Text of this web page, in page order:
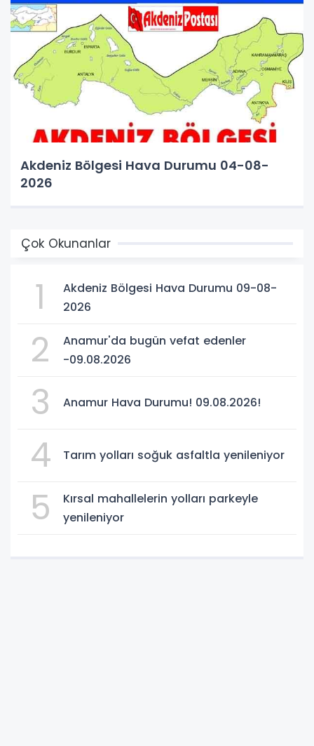
Akdeniz Bölgesi Hava Durumu 04-08-
2026
Çok Okunanlar
1
Akdeniz Bölgesi Hava Durumu 09-08-
2026
2
Anamur'da bugün vefat edenler
-09.08.2026
3 Anamur Hava Durumu! 09.08.2026!
4 Tarım yolları soğuk asfaltla yenileniyor
5
Kırsal mahallelerin yolları parkeyle
yenileniyor